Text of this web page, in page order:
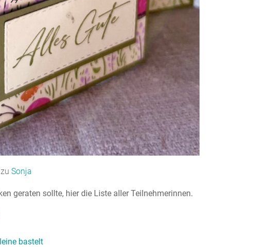
zuSonja
geraten sollte, hier die Liste aller Teilnehmerinnen.
bastelt